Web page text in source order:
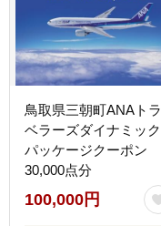
鳥取県三朝町ANAトラ
ベラーズダイナミック
パッケージクーポン
30,000点分
100,000円